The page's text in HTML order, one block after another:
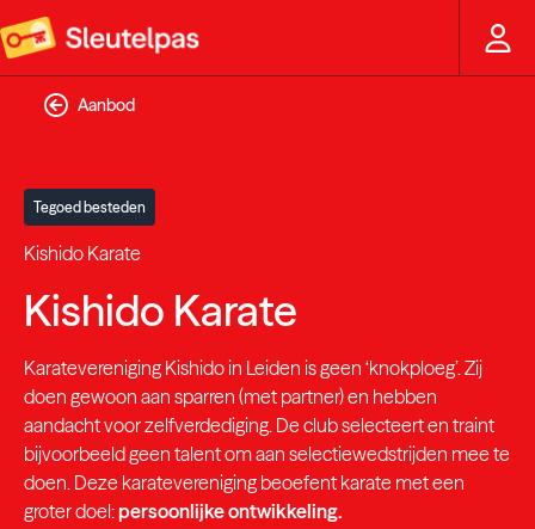
Aanbod
Tegoed besteden
Kishido Karate
Kishido Karate
Karatevereniging Kishido in Leiden is geen ‘knokploeg’. Zij
doen gewoon aan sparren (met partner) en hebben
aandacht voor zelfverdediging. De club selecteert en traint
bijvoorbeeld geen talent om aan selectiewedstrijden mee te
doen. Deze karatevereniging beoefent karate met een
groter doel:persoonlijke ontwikkeling.